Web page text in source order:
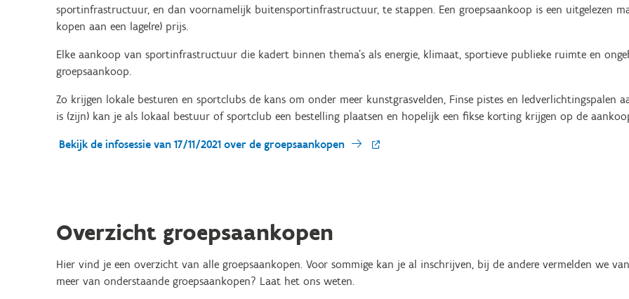
sportinfrastructuur, en dan voornamelijk buitensportinfrastructuur, te stappen. Een groepsaankoop is een uitgelezen
kopen aan een lage(re) prijs.
Elke aankoop van sportinfrastructuur die kadert binnen thema's als energie, klimaat, sportieve publieke ruimte en
groepsaankoop.
Zo krijgen lokale besturen en sportclubs de kans om onder meer kunstgrasvelden, Finse pistes en ledverlichtingspalen
is (zijn) kan je als lokaal bestuur of sportclub een bestelling plaatsen en hopelijk een fikse korting krijgen op de
Bekijk de infosessie van 17/11/2021 over de groepsaankopen
Overzicht groepsaankopen
Hier vind je een overzicht van alle groepsaankopen. Voor sommige kan je al inschrijven, bij de andere vermelden we
meer van onderstaande groepsaankopen? Laat het ons weten.